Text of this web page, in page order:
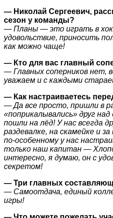
— Николай Сергеевич,
сезон у команды?
— Планы — это играть в
удовольствие, приносить
как можно чаще!
— Кто для вас главный
— Главных соперников нет,
уважаем и с каждыми
— Как настраиваетесь
— Да все просто, пришли в
«поприкалывались» друг
пошли на лёд! У нас всегда
раздевалке, на скамейке и
по-особенному у нас
только наш капитан —
интересно, я думаю, он с
секретом!
— Три главных
— Самоотдача, единый
игры!